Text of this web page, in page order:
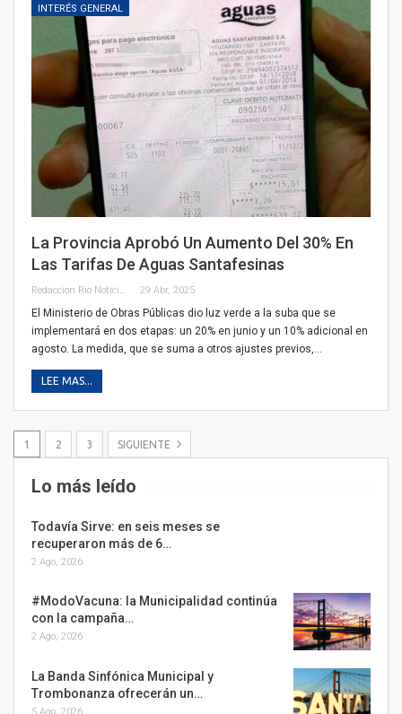
INTERÉS GENERAL
La Provincia Aprobó Un Aumento Del 30% En
Las Tarifas De Aguas Santafesinas
Redaccion Rio Noticias 29 Abr, 2025
El Ministerio de Obras Públicas dio luz verde a la suba que se
implementará en dos etapas: un 20% en junio y un 10% adicional en
agosto. La medida, que se suma a otros ajustes previos,…
LEE MAS...
1 2 3 SIGUIENTE
Lo más leído
Todavía Sirve: en seis meses se
recuperaron más de 6…
2 Ago, 2026
#ModoVacuna: la Municipalidad continúa
con la campaña…
2 Ago, 2026
La Banda Sinfónica Municipal y
Trombonanza ofrecerán un…